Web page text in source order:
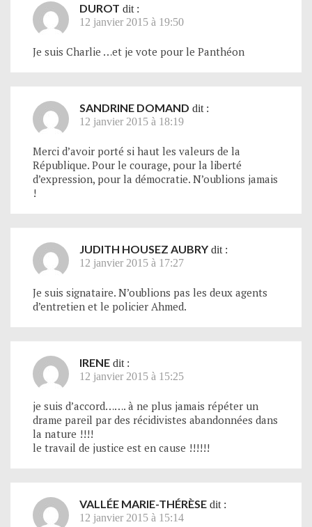
DUROT dit :
12 janvier 2015 à 19:50
Je suis Charlie …et je vote pour le Panthéon
SANDRINE DOMAND dit :
12 janvier 2015 à 18:19
Merci d’avoir porté si haut les valeurs de la
République. Pour le courage, pour la liberté
d’expression, pour la démocratie. N’oublions jamais
!
JUDITH HOUSEZ AUBRY dit :
12 janvier 2015 à 17:27
Je suis signataire. N’oublions pas les deux agents
d’entretien et le policier Ahmed.
IRENE dit :
12 janvier 2015 à 15:25
je suis d’accord……. à ne plus jamais répéter un
drame pareil par des récidivistes abandonnées dans
la nature !!!!
le travail de justice est en cause !!!!!!
VALLÉE MARIE-THÉRÈSE dit :
12 janvier 2015 à 15:14